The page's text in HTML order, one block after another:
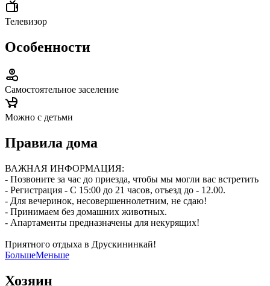
Телевизор
Особенности
Самостоятельное заселение
Можно с детьми
Правила дома
ВАЖНАЯ ИНФОРМАЦИЯ:
- Позвоните за час до приезда, чтобы мы могли вас встретить
- Регистрация - С 15:00 до 21 часов, отъезд до - 12.00.
- Для вечеринок, несовершеннолетним, не сдаю!
- Принимаем без домашних животных.
- Апартаменты предназначены для некурящих!
Приятного отдыха в Друскининкай!
БольшеМеньше
Хозяин